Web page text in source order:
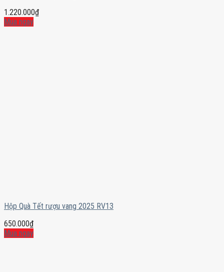
1.220.000₫
Mua ngay
Hộp Quà Tết rượu vang 2025 RV13
650.000₫
Mua ngay